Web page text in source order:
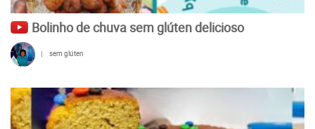
Bolinho de chuva sem glúten delicioso
| sem glúten